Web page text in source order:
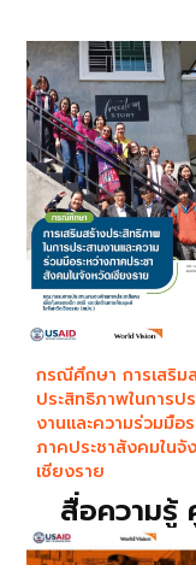
กรณีศึกษา การเสริม
ประสิทธิภาพในการป
งานและความร่วมมือ
ภาคประชาสังคมในจั
เชียงราย
สื่อความรู้